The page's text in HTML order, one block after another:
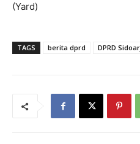
(Yard)
TAGS berita dprd DPRD